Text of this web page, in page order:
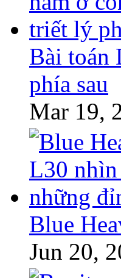
Bài toán
phía sau
Mar 19,
Blue
Jun 20,